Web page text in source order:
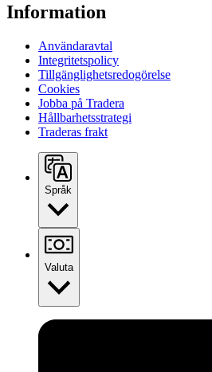
Information
Användaravtal
Integritetspolicy
Tillgänglighetsredogörelse
Cookies
Jobba på Tradera
Hållbarhetsstrategi
Traderas frakt
Språk
Valuta